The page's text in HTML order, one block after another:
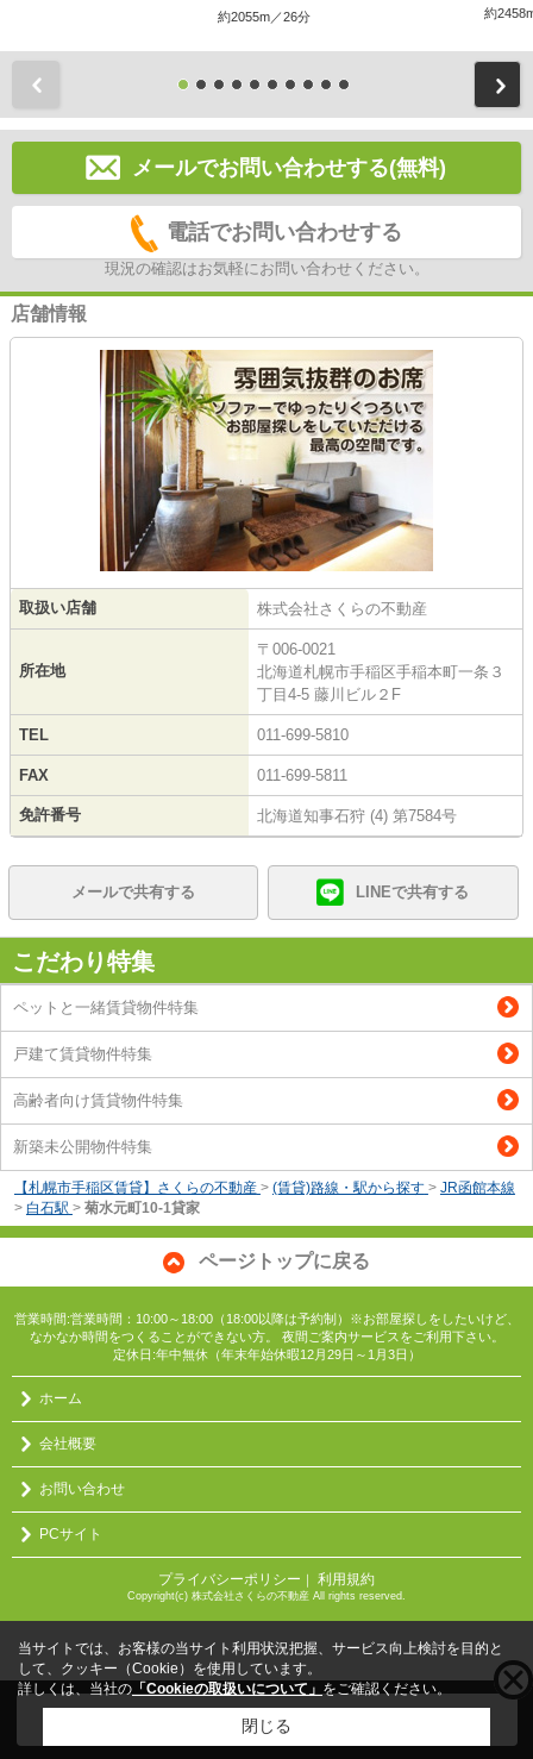
約2055m／26分
約
メールでお問い合わせする(無料)
電話でお問い合わせする
現況の確認はお気軽にお問い合わせください。
店舗情報
取扱い店舗 株式会社さくらの不動産
所在地
〒006-0021
北海道札幌市手稲区手稲本町一条３
丁目4-5 藤川ビル２F
TEL 011-699-5810
FAX 011-699-5811
免許番号 北海道知事石狩 (4) 第7584号
メールで共有する LINEで共有する
こだわり特集
ペットと一緒賃貸物件特集
戸建て賃貸物件特集
高齢者向け賃貸物件特集
新築未公開物件特集
【札幌市手稲区賃貸】さくらの不動産 > (賃貸)路線・駅から探す > JR函館本線
> 白石駅 > 菊水元町10-1貸家
ページトップに戻る
営業時間:営業時間：10:00～18:00（18:00以降は予約制）※お部屋探しをしたいけど、
なかなか時間をつくることができない方。 夜間ご案内サービスをご利用下さい。
定休日:年中無休（年末年始休暇12月29日～1月3日）
ホーム
会社概要
お問い合わせ
PCサイト
プライバシーポリシー ｜ 利用規約
Copyright(c) 株式会社さくらの不動産 All rights reserved.
こちらの物件をご覧の方にお勧めな物件
当サイトでは、お客様の当サイト利用状況把握、サービス向上検討を目的と
して、クッキー（Cookie）を使用しています。
詳しくは、当社の 「Cookieの取扱いについて」 をご確認ください。
閉じる